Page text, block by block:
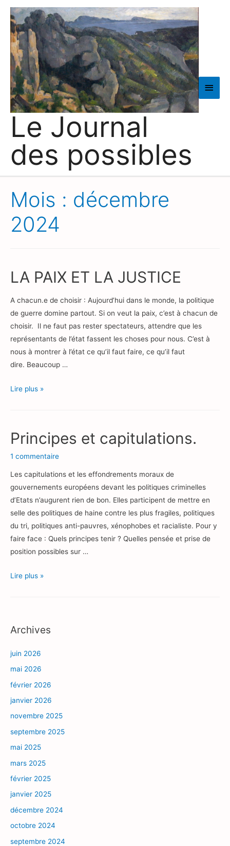
Le Journal
des possibles
Mois : décembre
2024
LA PAIX ET LA JUSTICE
A chacun.e de choisir : Aujourd’hui dans le monde, la politique
de guerre domine partout. Si on veut la paix, c’est à chacun de
choisir. Il ne faut pas rester spectateurs, attendre que les
représentants de l’état fassent les choses pour nous. C’est à
nous à montrer à l’état ce qu’il faut faire, ce qu’il faut
dire. Beaucoup …
LA
JUSTICE
Lire plus »
Principes et capitulations.
1 commentaire
Les capitulations et les effondrements moraux de
gouvernements européens devant les politiques criminelles
d’Etats n’augurent rien de bon. Elles participent de mettre en
selle des politiques de haine contre les plus fragiles, politiques
du tri, politiques anti-pauvres, xénophobes et racialiste. Pour y
faire face : Quels principes tenir ? Quelles pensée et prise de
position possibles sur …
Principes
Lire plus »
Archives
juin 2026
mai 2026
février 2026
janvier 2026
novembre 2025
septembre 2025
mai 2025
mars 2025
février 2025
janvier 2025
décembre 2024
octobre 2024
septembre 2024